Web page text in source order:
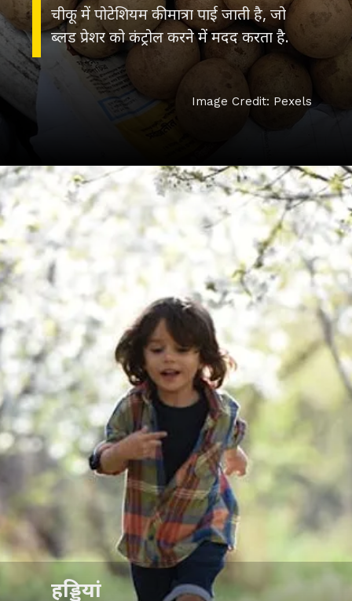
चीकू में पोटेशियम की मात्रा पाई जाती है, जो
ब्लड प्रेशर को कंट्रोल करने में मदद करता है.
Image Credit: Pexels
हड्डियां